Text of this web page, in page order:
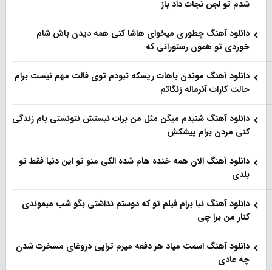
شدم تو لجن نجات داد باز
دانلود آهنگ چطوری میخوای هاشا کنی همه دیدن باش شام
خوردی تو همون رستورانی که
دانلود آهنگ موندن باهات ریسکه نبودم توی فالت مهم نیست برام
حالت کارات آنرماله زنگاتم
دانلود آهنگ شنیدم میگن مثل من برات نیستش نتونستی بام زندگی
کنی مردن برام پیشکش
دانلود آهنگ الان همه خنده هام شده الکی منو تو این دنیا فقط تو
بلدی
دانلود آهنگ نیا برام فیلم تو‌ که دوستم نداشتی بگو شب میموندی
کنار من برا چی
دانلود آهنگ اسمت میاد هر دفعه میرم تراپی دروغای مسخرت شدن
چه عادی